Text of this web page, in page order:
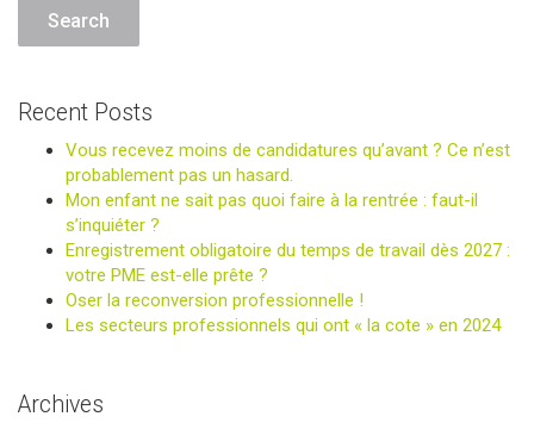
Recent Posts
Vous recevez moins de candidatures qu’avant ? Ce n’est
probablement pas un hasard.
Mon enfant ne sait pas quoi faire à la rentrée : faut-il
s’inquiéter ?
Enregistrement obligatoire du temps de travail dès 2027 :
votre PME est-elle prête ?
Oser la reconversion professionnelle !
Les secteurs professionnels qui ont « la cote » en 2024
Archives